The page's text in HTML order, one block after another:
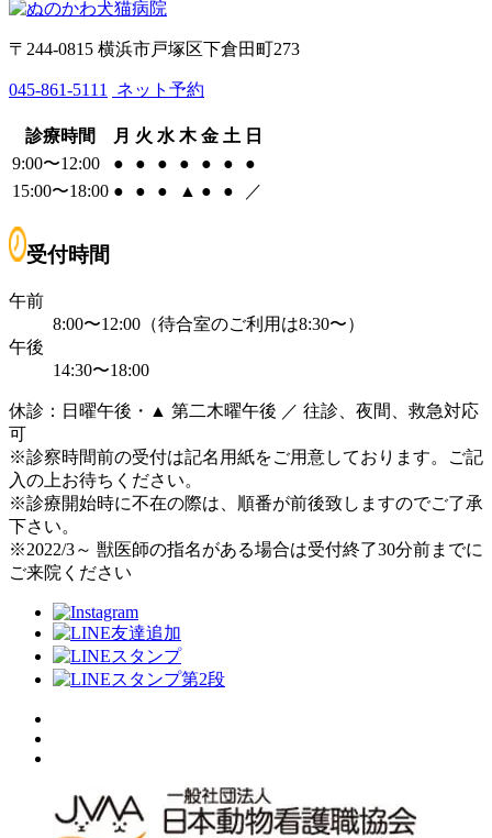
〒244-0815 横浜市戸塚区下倉田町273
045-861-5111 ネット予約
診療時間 月 火 水 木 金 土 日
9:00〜12:00
● ● ● ● ● ●
●
15:00〜18:00 ● ● ● ▲ ● ● ／
受付時間
午前
8:00〜12:00（待合室のご利用は8:30〜）
午後
14:30〜18:00
休診：日曜午後・▲ 第二木曜午後 ／ 往診、夜間、救急対応
可
※診察時間前の受付は記名用紙をご用意しております。ご記
入の上お待ちください。
※診療開始時に不在の際は、順番が前後致しますのでご了承
下さい。
※2022/3～ 獣医師の指名がある場合は受付終了30分前までに
ご来院ください